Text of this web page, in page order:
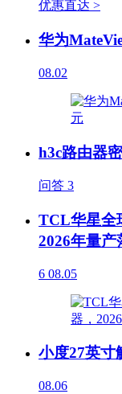
优惠直达 >
华为
08.02
h3c路由器
问答 3
TCL华星全
2026年量产
6 08.05
小度27英寸
08.06